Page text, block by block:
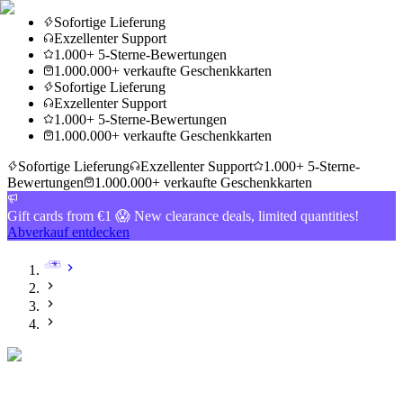
Sofortige Lieferung
Exzellenter Support
1.000+ 5-Sterne-Bewertungen
1.000.000+ verkaufte Geschenkkarten
Sofortige Lieferung
Exzellenter Support
1.000+ 5-Sterne-Bewertungen
1.000.000+ verkaufte Geschenkkarten
Sofortige Lieferung
Exzellenter Support
1.000+ 5-Sterne-
Bewertungen
1.000.000+ verkaufte Geschenkkarten
Gift cards from €1 😱 New clearance deals, limited quantities!
Abverkauf entdecken